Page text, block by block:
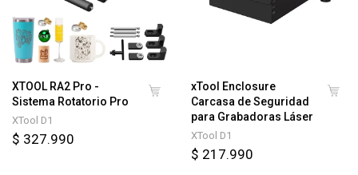
XTOOL RA2 Pro -
Sistema Rotatorio Pro
XTool D1
$ 327.990
xTool Enclosure
Carcasa de Seguridad
para Grabadoras Láser
XTool D1
$ 217.990